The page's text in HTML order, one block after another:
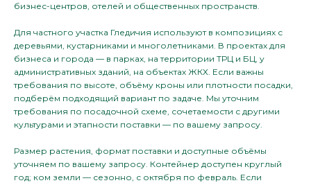
бизнес-центров, отелей и общественных пространств.
Для частного участка Гледичия используют в композициях с
деревьями, кустарниками и многолетниками. В проектах для
бизнеса и города — в парках, на территории ТРЦ и БЦ, у
административных зданий, на объектах ЖКХ. Если важны
требования по высоте, объёму кроны или плотности посадки,
подберём подходящий вариант по задаче. Мы уточним
требования по посадочной схеме, сочетаемости с другими
культурами и этапности поставки — по вашему запросу.
Размер растения, формат поставки и доступные объёмы
уточняем по вашему запросу. Контейнер доступен круглый
год; ком земли — сезонно, с октября по февраль. Если